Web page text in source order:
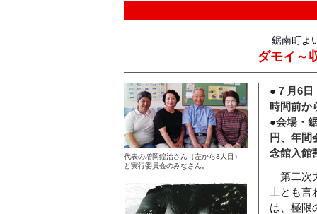
鋸南町よ
ダモイ～
代表の増岡鍠治さん（左から3人目）
と実行委員会のみなさん。
● ７月6
時間前か
●会場・
円、年間
念館入館
第二次
上とも
は、極限